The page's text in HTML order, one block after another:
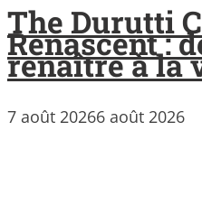
The Durutti
Renascent :
renaître à la
7 août 20266 août 2026